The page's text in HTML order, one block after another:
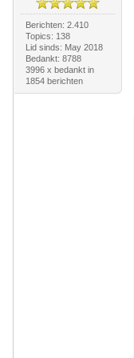
Berichten: 2.410
Topics: 138
Lid sinds: May 2018
Bedankt: 8788
3996 x bedankt in
1854 berichten